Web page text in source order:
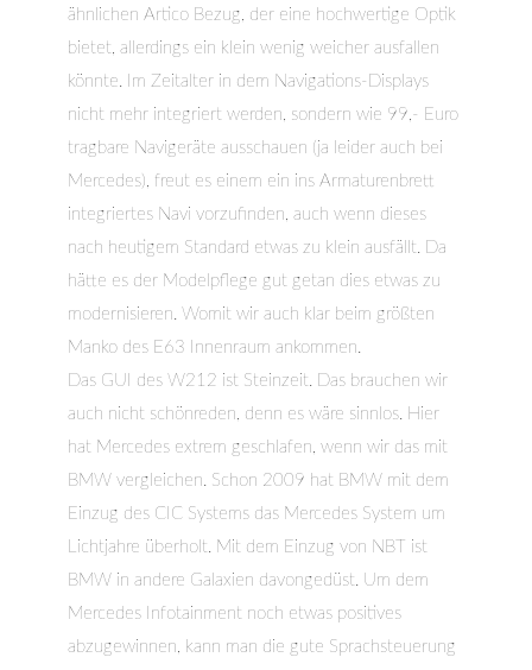
ähnlichen Artico Bezug, der eine hochwertige Optik
bietet, allerdings ein klein wenig weicher ausfallen
könnte. Im Zeitalter in dem Navigations-Displays
nicht mehr integriert werden, sondern wie 99,- Euro
tragbare Navigeräte ausschauen (ja leider auch bei
Mercedes), freut es einem ein ins Armaturenbrett
integriertes Navi vorzufinden, auch wenn dieses
nach heutigem Standard etwas zu klein ausfällt. Da
hätte es der Modelpflege gut getan dies etwas zu
modernisieren. Womit wir auch klar beim größten
Manko des E63 Innenraum ankommen.
Das GUI des W212 ist Steinzeit. Das brauchen wir
auch nicht schönreden, denn es wäre sinnlos. Hier
hat Mercedes extrem geschlafen, wenn wir das mit
BMW vergleichen. Schon 2009 hat BMW mit dem
Einzug des CIC Systems das Mercedes System um
Lichtjahre überholt. Mit dem Einzug von NBT ist
BMW in andere Galaxien davongedüst. Um dem
Mercedes Infotainment noch etwas positives
abzugewinnen, kann man die gute Sprachsteuerung